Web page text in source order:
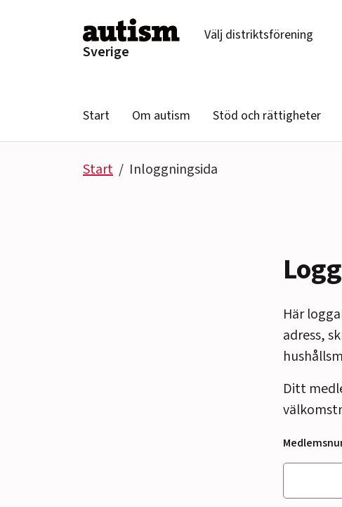
Sverige
Välj distriktsförening
Start Om autism Stöd och rättigheter
Start Inloggningsida
Här
adress,
Ditt